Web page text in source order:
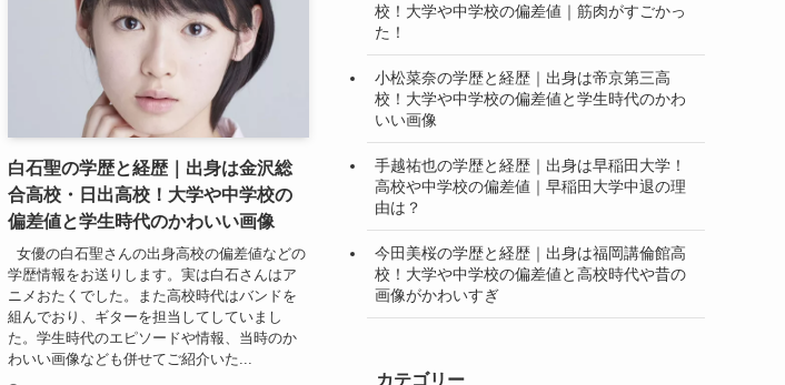
白石聖の学歴と経歴｜出身は金沢総
合高校・日出高校！大学や中学校の
偏差値と学生時代のかわいい画像
女優の白石聖さんの出身高校の偏差値などの
学歴情報をお送りします。実は白石さんはア
ニメおたくでした。また高校時代はバンドを
組んでおり、ギターを担当してしていまし
た。学生時代のエピソードや情報、当時のか
わいい画像なども併せてご紹介いた...
校！大学や中学校の偏差値｜筋肉がすごかっ
た！
小松菜奈の学歴と経歴｜出身は帝京第三高
校！大学や中学校の偏差値と学生時代のかわ
いい画像
手越祐也の学歴と経歴｜出身は早稲田大学！
高校や中学校の偏差値｜早稲田大学中退の理
由は？
今田美桜の学歴と経歴｜出身は福岡講倫館高
校！大学や中学校の偏差値と高校時代や昔の
画像がかわいすぎ
カテゴリー